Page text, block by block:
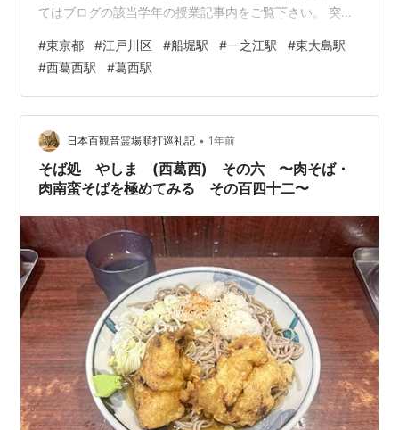
てはブログの該当学年の授業記事内をご覧下さい。 突破
体験生を大募集中！ 授業料無料での体験授業を行ってお
ります！一緒に頑張って成績をグンと伸ばしましょ
う！！10月23日から４週間体験できます！！ ●小学生の
入塾テストの合格ラインは全国平均点より少しだけ上く
らいです。テストの内容は学校の教科書レベルでそれを
まとめた総…
#東京都 #江戸川区 #船堀駅 #一之江駅 #東大島駅
#西葛西駅 #葛西駅
日本百観音霊場順打巡礼記 • 1年前
そば処 やしま (西葛西) その六 〜肉そば・
肉南蛮そばを極めてみる その百四十二〜